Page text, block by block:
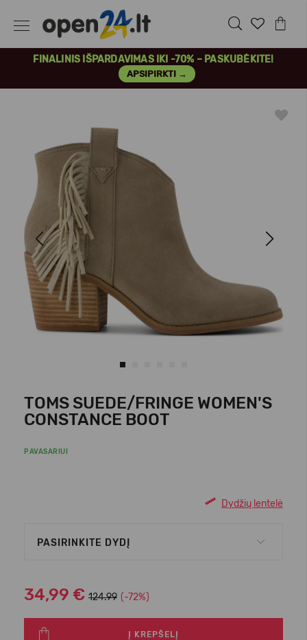
FINALINIS IŠPARDAVIMAS IKI -70% – PASKUBĖKITE!
APSIPIRKTI →
Previous Next
TOMS SUEDE/FRINGE WOMEN'S
CONSTANCE BOOT
PAVASARIUI
Dydžių lentelė
PASIRINKITE DYDĮ
34,99 € 124.99 (-72%)
Į KREPŠELĮ